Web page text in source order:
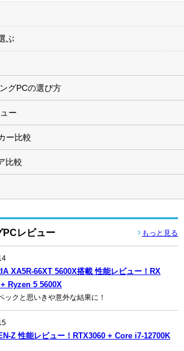
ぶ
グPCの選び方
ー
ー比較
比較
PCレビュー もっと見る
XA5R-66XT 5600X搭載 性能レビュー！RX
Ryzen 5 5600X
ックと思いきや意外な結果に！
Z 性能レビュー！RTX3060 + Core i7-12700K